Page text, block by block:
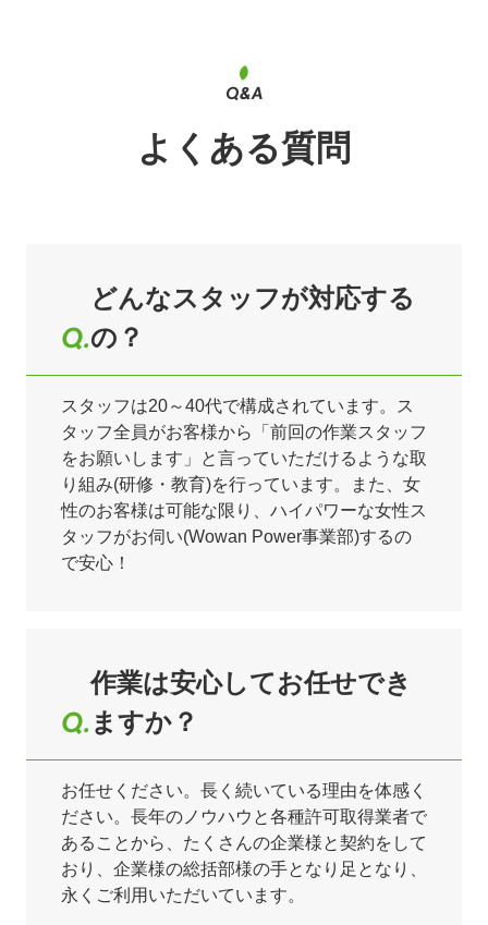
よくある質問
どんなスタッフが対応する
の？
スタッフは20～40代で構成されています。ス
タッフ全員がお客様から「前回の作業スタッフ
をお願いします」と言っていただけるような取
り組み(研修・教育)を行っています。また、女
性のお客様は可能な限り、ハイパワーな女性ス
タッフがお伺い(Wowan Power事業部)するの
で安心！
作業は安心してお任せでき
ますか？
お任せください。長く続いている理由を体感く
ださい。長年のノウハウと各種許可取得業者で
あることから、たくさんの企業様と契約をして
おり、企業様の総括部様の手となり足となり、
永くご利用いただいています。